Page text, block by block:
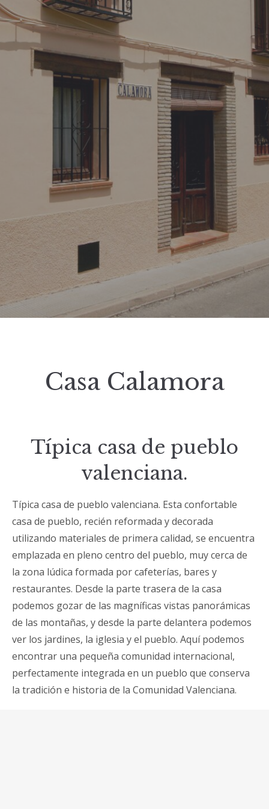
Casa Calamora
Típica casa de pueblo
valenciana.
Típica casa de pueblo valenciana. Esta confortable
casa de pueblo, recién reformada y decorada
utilizando materiales de primera calidad, se encuentra
emplazada en pleno centro del pueblo, muy cerca de
la zona lúdica formada por cafeterías, bares y
restaurantes. Desde la parte trasera de la casa
podemos gozar de las magníficas vistas panorámicas
de las montañas, y desde la parte delantera podemos
ver los jardines, la iglesia y el pueblo. Aquí podemos
encontrar una pequeña comunidad internacional,
perfectamente integrada en un pueblo que conserva
la tradición e historia de la Comunidad Valenciana.